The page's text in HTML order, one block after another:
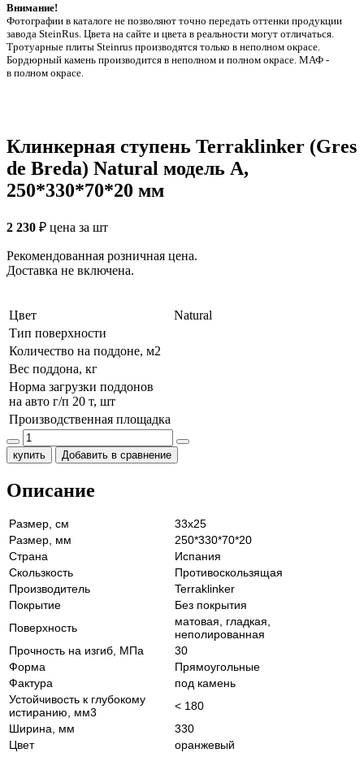
Внимание!
Фотографии в каталоге не позволяют точно передать оттенки продукции
заводa SteinRus. Цвета на сайте и цвета в реальности могут отличаться.
Тротуарные плиты Steinrus производятся только в неполном окрасе.
Бордюрный камень производится в неполном и полном окрасе. МАФ -
в полном окрасе.
Клинкерная ступень Terraklinker (Gres
de Breda) Natural модель A,
250*330*70*20 мм
2 230 ₽ цена за шт
Рекомендованная розничная цена.
Доставка не включена.
Цвет
Natural
Тип поверхности
Количество на поддоне, м2
Вес поддона, кг
Норма загрузки поддонов
на авто г/п 20 т, шт
Производственная площадка
купить Добавить в сравнение
Описание
Размер, см
33х25
Размер, мм
250*330*70*20
Страна
Испания
Скользкость
Противоскользящая
Производитель
Terraklinker
Покрытие
Без покрытия
Поверхность
матовая, гладкая,
неполированная
Прочность на изгиб, МПа
30
Форма
Прямоугольные
Фактура
под камень
Устойчивость к глубокому
истиранию, мм3
< 180
Ширина, мм
330
Цвет
оранжевый